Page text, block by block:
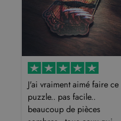
J'ai vraiment aimé faire ce
puzzle.. pas facile..
beaucoup de pièces